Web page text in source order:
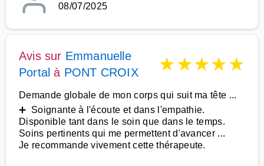
08/07/2025
Avis sur Emmanuelle
Portal à PONT CROIX ★★★★★
Demande globale de mon corps qui suit ma tête ...
➕ Soignante à l'écoute et dans l'empathie.
Disponible tant dans le soin que dans le temps.
Soins pertinents qui me permettent d'avancer ...
Je recommande vivement cette thérapeute.